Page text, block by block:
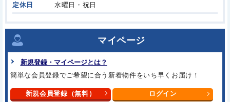
定休日 水曜日・祝日
マイページ
新規登録・マイページとは？
簡単な会員登録でご希望に合う 新着物件をいち早くお届け！
新規会員登録（無料） ログイン